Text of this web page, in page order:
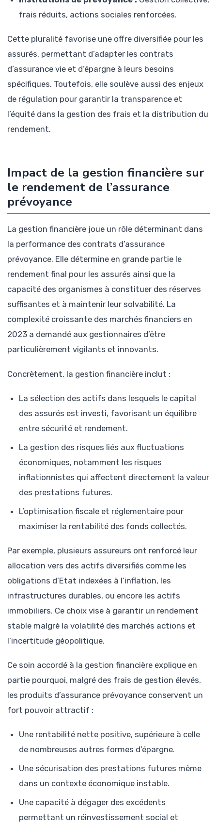
frais réduits, actions sociales renforcées.
Cette pluralité favorise une offre diversifiée pour les
assurés, permettant d’adapter les contrats
d’assurance vie et d’épargne à leurs besoins
spécifiques. Toutefois, elle soulève aussi des enjeux
de régulation pour garantir la transparence et
l’équité dans la gestion des frais et la distribution du
rendement.
Impact de la gestion financière sur
le rendement de l’assurance
prévoyance
La gestion financière joue un rôle déterminant dans
la performance des contrats d’assurance
prévoyance. Elle détermine en grande partie le
rendement final pour les assurés ainsi que la
capacité des organismes à constituer des réserves
suffisantes et à maintenir leur solvabilité. La
complexité croissante des marchés financiers en
2023 a demandé aux gestionnaires d’être
particulièrement vigilants et innovants.
Concrètement, la gestion financière inclut :
La sélection des actifs dans lesquels le capital
des assurés est investi, favorisant un équilibre
entre sécurité et rendement.
La gestion des risques liés aux fluctuations
économiques, notamment les risques
inflationnistes qui affectent directement la valeur
des prestations futures.
L’optimisation fiscale et réglementaire pour
maximiser la rentabilité des fonds collectés.
Par exemple, plusieurs assureurs ont renforcé leur
allocation vers des actifs diversifiés comme les
obligations d’Etat indexées à l’inflation, les
infrastructures durables, ou encore les actifs
immobiliers. Ce choix vise à garantir un rendement
stable malgré la volatilité des marchés actions et
l’incertitude géopolitique.
Ce soin accordé à la gestion financière explique en
partie pourquoi, malgré des frais de gestion élevés,
les produits d’assurance prévoyance conservent un
fort pouvoir attractif :
Une rentabilité nette positive, supérieure à celle
de nombreuses autres formes d’épargne.
Une sécurisation des prestations futures même
dans un contexte économique instable.
Une capacité à dégager des excédents
permettant un réinvestissement social et